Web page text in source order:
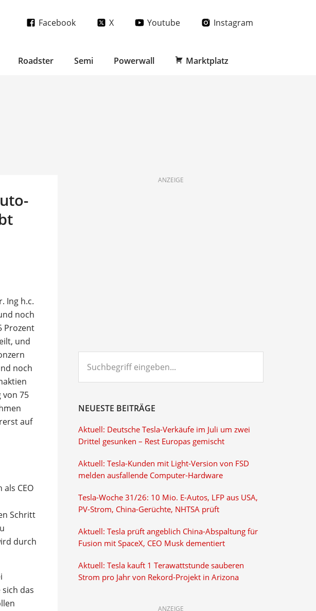
Facebook X Youtube Instagram
Roadster Semi Powerwall Marktplatz
Ing h.c.
noch
Prozent
und
noch
von 75
auf
CEO
Schritt
durch
das
ANZEIGE
eingeben...
NEUESTE BEITRÄGE
Aktuell: Deutsche Tesla-Verkäufe im Juli um zwei
Drittel gesunken – Rest Europas gemischt
Aktuell: Tesla-Kunden mit Light-Version von FSD
melden ausfallende Computer-Hardware
Tesla-Woche 31/26: 10 Mio. E-Autos, LFP aus USA,
PV-Strom, China-Gerüchte, NHTSA prüft
Aktuell: Tesla prüft angeblich China-Abspaltung für
Fusion mit SpaceX, CEO Musk dementiert
Aktuell: Tesla kauft 1 Terawattstunde sauberen
Strom pro Jahr von Rekord-Projekt in Arizona
ANZEIGE